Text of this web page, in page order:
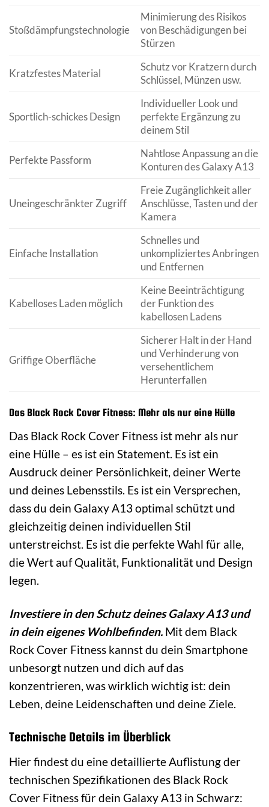
Stoßdämpfungstechnologie
Minimierung des Risikos
von Beschädigungen bei
Stürzen
Kratzfestes Material
Schutz vor Kratzern durch
Schlüssel, Münzen usw.
Sportlich-schickes Design
Individueller Look und
perfekte Ergänzung zu
deinem Stil
Perfekte Passform
Nahtlose Anpassung an die
Konturen des Galaxy A13
Uneingeschränkter Zugriff
Freie Zugänglichkeit aller
Anschlüsse, Tasten und der
Kamera
Einfache Installation
Schnelles und
unkompliziertes Anbringen
und Entfernen
Kabelloses Laden möglich
Keine Beeinträchtigung
der Funktion des
kabellosen Ladens
Griffige Oberfläche
Sicherer Halt in der Hand
und Verhinderung von
versehentlichem
Herunterfallen
Das Black Rock Cover Fitness: Mehr als nur eine Hülle
Das Black Rock Cover Fitness ist mehr als nur
eine Hülle – es ist ein Statement. Es ist ein
Ausdruck deiner Persönlichkeit, deiner Werte
und deines Lebensstils. Es ist ein Versprechen,
dass du dein Galaxy A13 optimal schützt und
gleichzeitig deinen individuellen Stil
unterstreichst. Es ist die perfekte Wahl für alle,
die Wert auf Qualität, Funktionalität und Design
legen.
Investiere in den Schutz deines Galaxy A13 und
in dein eigenes Wohlbefinden. Mit dem Black
Rock Cover Fitness kannst du dein Smartphone
unbesorgt nutzen und dich auf das
konzentrieren, was wirklich wichtig ist: dein
Leben, deine Leidenschaften und deine Ziele.
Technische Details im Überblick
Hier findest du eine detaillierte Auflistung der
technischen Spezifikationen des Black Rock
Cover Fitness für dein Galaxy A13 in Schwarz: